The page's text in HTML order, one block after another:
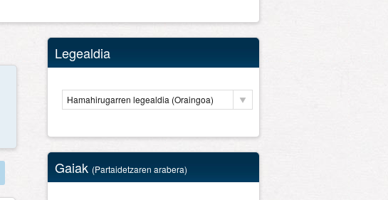
Legealdia
Hamahirugarren legealdia (Oraingoa)
Gaiak (Partaidetzaren arabera)